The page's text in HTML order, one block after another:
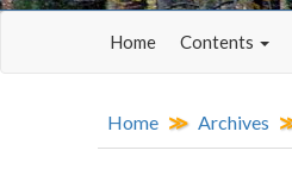
Home Contents
Home Archives